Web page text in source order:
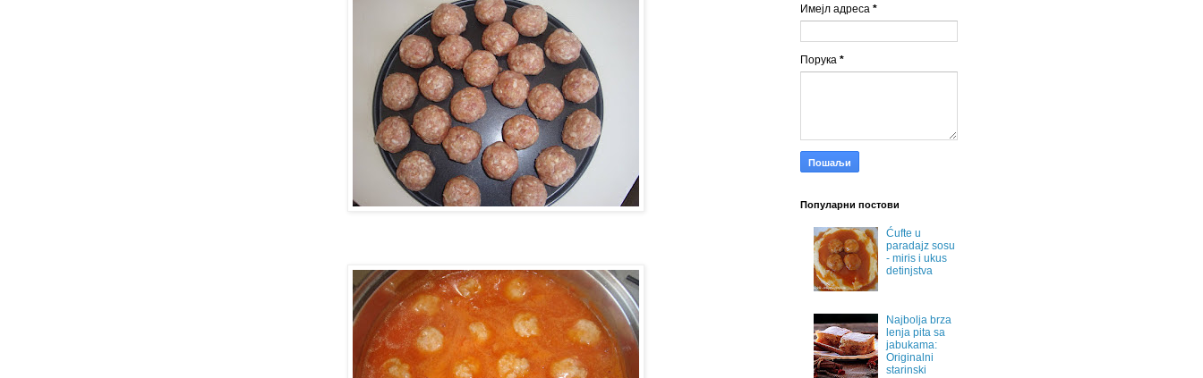
Имејл адреса *
Порука *
Популарни постови
Ćufte u
paradajz sosu
- miris i ukus
detinjstva
Najbolja brza
lenja pita sa
jabukama:
Originalni
starinski